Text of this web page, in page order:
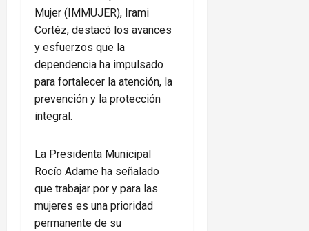
Mujer (IMMUJER), Irami
Cortéz, destacó los avances
y esfuerzos que la
dependencia ha impulsado
para fortalecer la atención, la
prevención y la protección
integral.
La Presidenta Municipal
Rocío Adame ha señalado
que trabajar por y para las
mujeres es una prioridad
permanente de su